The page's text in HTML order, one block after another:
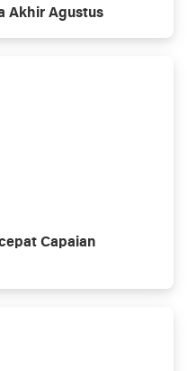
Akhir Agustus
Capaian